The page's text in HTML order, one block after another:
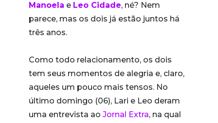
Manoela e Leo Cidade, né? Nem
parece, mas os dois já estão juntos há
três anos.
Como todo relacionamento, os dois
tem seus momentos de alegria e, claro,
aqueles um pouco mais tensos. No
último domingo (06), Lari e Leo deram
uma entrevista ao Jornal Extra, na qual